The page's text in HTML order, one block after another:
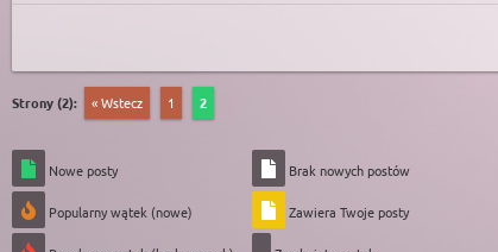
Strony (2): « Wstecz 1 2
Nowe posty
Popularny wątek (nowe)
Brak nowych postów
Zawiera Twoje posty